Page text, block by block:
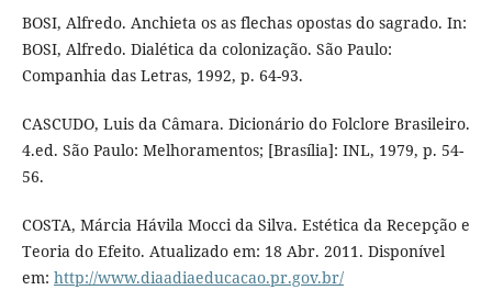
BOSI, Alfredo. Anchieta os as flechas opostas do sagrado. In:
BOSI, Alfredo. Dialética da colonização. São Paulo:
Companhia das Letras, 1992, p. 64-93.
CASCUDO, Luis da Câmara. Dicionário do Folclore Brasileiro.
4.ed. São Paulo: Melhoramentos; [Brasília]: INL, 1979, p. 54-
56.
COSTA, Márcia Hávila Mocci da Silva. Estética da Recepção e
Teoria do Efeito. Atualizado em: 18 Abr. 2011. Disponível
em: http://www.diaadiaeducacao.pr.gov.br/